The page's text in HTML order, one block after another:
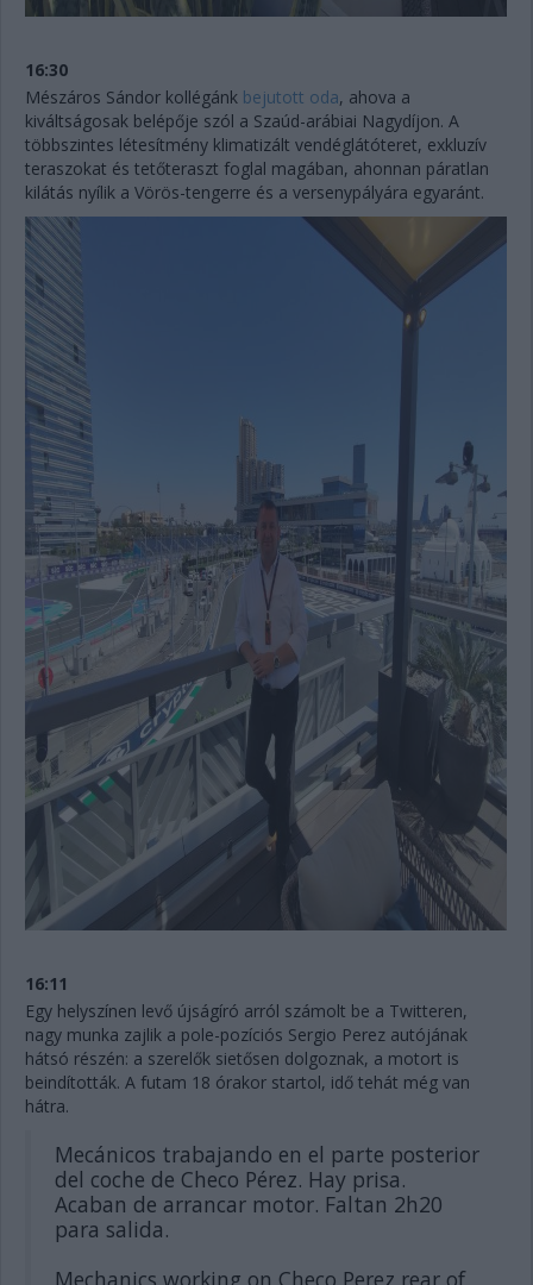
16:30
Mészáros Sándor kollégánk bejutott oda, ahova a
kiváltságosak belépője szól a Szaúd-arábiai Nagydíjon. A
többszintes létesítmény klimatizált vendéglátóteret, exkluzív
teraszokat és tetőteraszt foglal magában, ahonnan páratlan
kilátás nyílik a Vörös-tengerre és a versenypályára egyaránt.
16:11
Egy helyszínen levő újságíró arról számolt be a Twitteren,
nagy munka zajlik a pole-pozíciós Sergio Perez autójának
hátsó részén: a szerelők sietősen dolgoznak, a motort is
beindították. A futam 18 órakor startol, idő tehát még van
hátra.
Mecánicos trabajando en el parte posterior
del coche de Checo Pérez. Hay prisa.
Acaban de arrancar motor. Faltan 2h20
para salida.
Mechanics working on Checo Perez rear of